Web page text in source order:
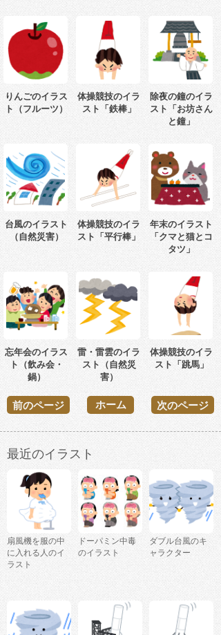
りんごのイラス
ト（フルーツ）
体操競技のイラ
スト「鉄棒」
除夜の鐘のイラ
スト「お坊さん
と鐘」
台風のイラスト
（自然災害）
体操競技のイラ
スト「平行棒」
年末のイラスト
「クマと猫とコ
タツ」
忘年会のイラス
ト（飲み会・
鍋）
雷・雷雲のイラ
スト（自然災
害）
体操競技のイラ
スト「跳馬」
前のページ 次のページ
ホーム
最近のイラスト
扇風機を服の中
に入れる人のイ
ラスト
ドーパミン中毒
のイラスト
ダブル台風のキ
ャラクター